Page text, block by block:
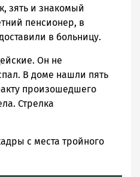
зять и знакомый
пенсионер, в
в больницу.
Он не
В доме нашли пять
произошедшего
Стрелка
с места тройного